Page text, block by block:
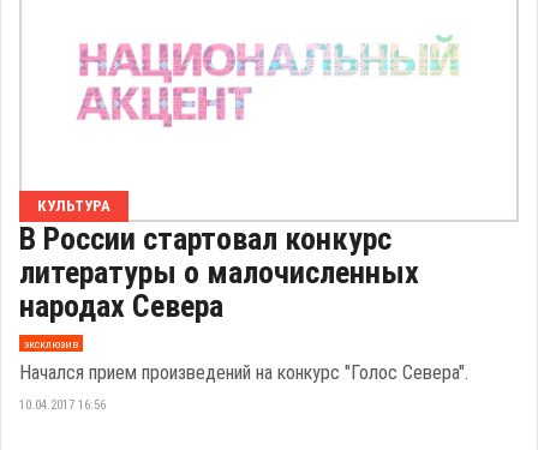
КУЛЬТУРА
В России стартовал конкурс
литературы о малочисленных
народах Севера
эксклюзив
Начался прием произведений на конкурс "Голос Севера".
10.04.2017 16:56